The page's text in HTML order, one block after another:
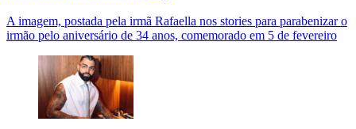
A imagem, postada pela irmã Rafaella nos stories para parabenizar o
irmão pelo aniversário de 34 anos, comemorado em 5 de fevereiro